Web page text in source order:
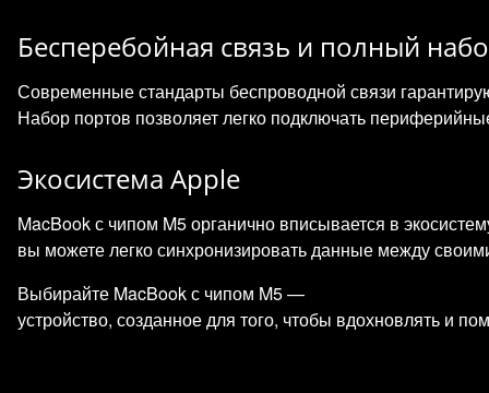
Бесперебойная связь и полный
Современные стандарты беспроводной связи
Набор портов позволяет легко подключать
Экосистема Apple
MacBook с чипом M5 органично вписывается в
вы можете легко синхронизировать данные между
Выбирайте MacBook с чипом M5 —
устройство, созданное для того, чтобы вдохновлять и